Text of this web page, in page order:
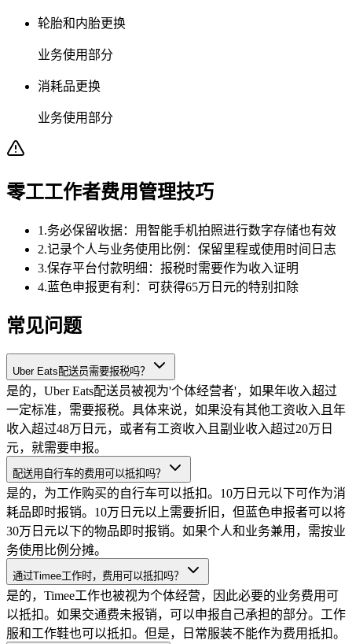
轮胎和内胎更换
业务使用部分
消耗品更换
业务使用部分
零工工作者费用管理技巧
1 .务必保留收据：用智能手机拍照进行数字存储也有效
2.记录个人与业务使用比例：保留里程或使用时间日志
3.保存平台付款明细：报税时需要作为收入证明
4.蓝色申报更有利：可获得65万日元的特别扣除
常见问题
Uber Eats配送员需要报税吗？
是的，Uber Eats配送员被视为'个体经营者'，如果年收入超过
一定标准，需要报税。具体来说，如果没有其他工资收入且年
收入超过48万日元，或者有工资收入且副业收入超过20万日
元，就需要申报。
配送用自行车的费用可以抵扣吗？
是的，为工作购买的自行车可以抵扣。10万日元以下可作为消
耗品即时报销。10万日元以上需要折旧，但蓝色申报者可以将
30万日元以下的物品即时报销。如果个人和业务兼用，需按业
务使用比例分摊。
通过Timee工作时，费用可以抵扣吗？
是的，Timee工作也被视为个体经营，因此必要的业务费用可
以抵扣。如果交通费未报销，可以申报自己承担的部分。工作
服和工作鞋也可以抵扣。但是，日常服装不能作为费用抵扣。